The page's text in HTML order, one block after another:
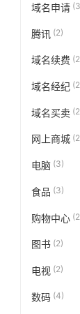
域名申请
腾讯 (2)
域名续费
域名经纪
域名买卖
网上商城
电脑 (3)
食品 (3)
购物中心
图书 (2)
电视 (2)
数码 (4)